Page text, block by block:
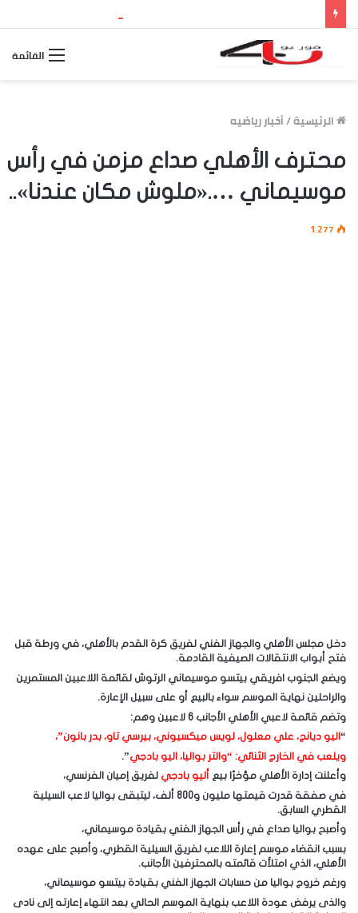
القائمة
الرئيسية/أخبار رياضيه
محترف الأهلي صداع مزمن في رأس
موسيماني ….«ملوش مكان عندنا»..
1٬277
دخل مجلس الأهلي والجهاز الفني لفريق كرة القدم بالأهلي، في ورطة قبل
فتح أبواب الانتقالات الصيفية القادمة.
ويضع الجنوب افريقي بيتسو موسيماني الرتوش لقائمة اللاعبين المستمرين
والراحلين نهاية الموسم سواء بالبيع أو على سبيل الإعارة.
وتضم قائمة لاعبي الأهلي الأجانب 6 لاعبين وهم:
“ اليو ديانج، علي معلول، لويس ميكسيوني، بيرسي تاو، بدر بانون”،
ويلعب في الخارج الثنائي: “والتر بواليا، اليو بادجي”.
وأعلنت إدارة الأهلي مؤخرًا بيع أليو بادجي لفريق إميان الفرنسي،
في صفقة قدرت قيمتها مليون و800 ألف، ليتبقى بواليا لاعب السيلية
القطري السابق.
وأصبح بواليا صداع في رأس الجهاز الفني بقيادة موسيماني،
بسبب انقضاء موسم إعارة اللاعب لفريق السيلية القطري، وأصبح على عهده
الأهلي، الذي امتلأت قائمته بالمحترفين الأجانب.
ورغم خروج بواليا من حسابات الجهاز الفني بقيادة بيتسو موسيماني،
والذى يرفض عودة اللاعب بنهاية الموسم الحالي بعد انتهاء إعارته إلى نادى